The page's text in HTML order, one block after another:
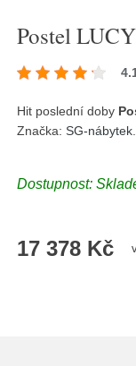
Postel
Hit poslední doby
Značka:SG-nábytek
Dostupnost:
17 378 Kč